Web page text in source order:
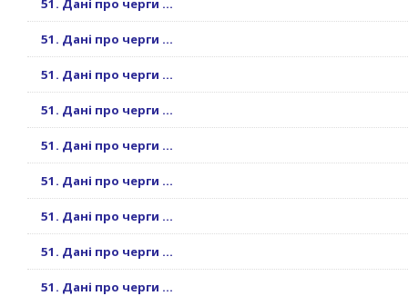
51. Дані про черги ...
51. Дані про черги ...
51. Дані про черги ...
51. Дані про черги ...
51. Дані про черги ...
51. Дані про черги ...
51. Дані про черги ...
51. Дані про черги ...
51. Дані про черги ...